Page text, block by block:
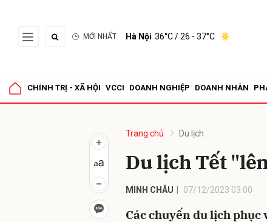
MỚI NHẤT Hà Nội 36°C/ 26 - 37°C
CHÍNH TRỊ - XÃ HỘI VCCI DOANH NGHIỆP DOANH NHÂN
Trang chủ Du lịch
Du lịch Tết
MINH CHÂU 07/12/2023 03:00
Các chuyến du lịch phục